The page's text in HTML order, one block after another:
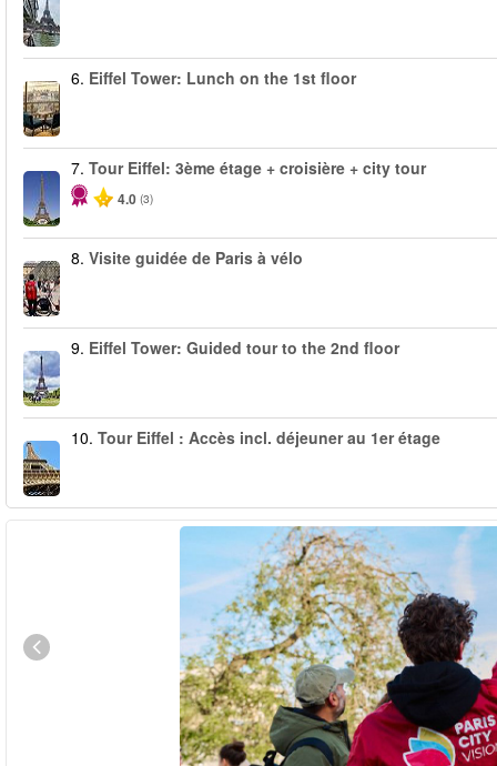
6. Eiffel Tower: Lunch on the 1st floor
7. Tour Eiffel: 3ème étage + croisière + city tour
4.0 (3)
8. Visite guidée de Paris à vélo
9. Eiffel Tower: Guided tour to the 2nd floor
10. Tour Eiffel : Accès incl. déjeuner au 1er étage